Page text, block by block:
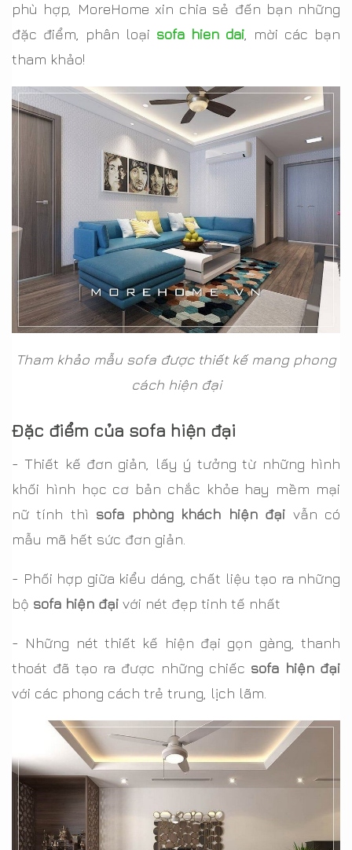
phù hợp, MoreHome xin chia sẻ đến bạn những
đặc điểm, phân loại sofa hien dai , mời các bạn
tham khảo!
Tham khảo mẫu sofa được thiết kế mang phong
cách hiện đại
Đặc điểm của sofa hiện đại
- Thiết kế đơn giản, lấy ý tưởng từ những hình
khối hình học cơ bản chắc khỏe hay mềm mại
nữ tính thì sofa phòng khách hiện đại vẫn có
mẫu mã hết sức đơn giản.
- Phối hợp giữa kiểu dáng, chất liệu tạo ra những
bộ sofa hiện đại với nét đẹp tinh tế nhất
- Những nét thiết kế hiện đại gọn gàng, thanh
thoát đã tạo ra được những chiếc sofa hiện đại
với các phong cách trẻ trung, lịch lãm.